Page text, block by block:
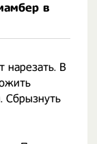
в
нарезать. В
Сбрызнуть